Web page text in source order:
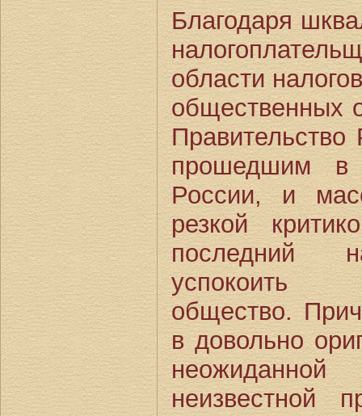
Благодаря
области
общественных
прошедшим в
России, и
резкой
последний
успокоить
общество.
в довольно
неизвестной